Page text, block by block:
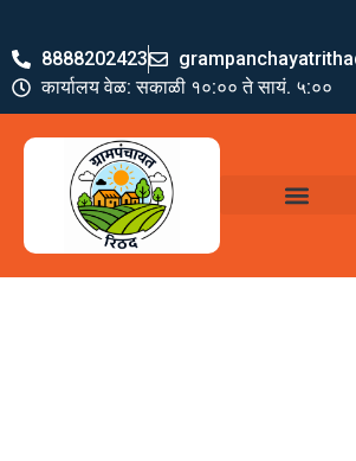
8888202423
कार्यालय वेळ: सकाळी १०:०० ते सायं. ५:००